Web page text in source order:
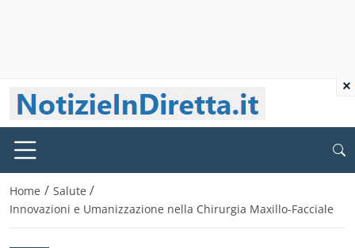
Home / Salute /
Innovazioni e Umanizzazione nella Chirurgia Maxillo-Facciale
×